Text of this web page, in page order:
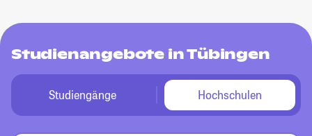
Studienangebote in Tübingen
Studiengänge Hochschulen